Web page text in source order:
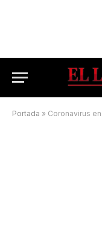
Portada » Coronavirus en